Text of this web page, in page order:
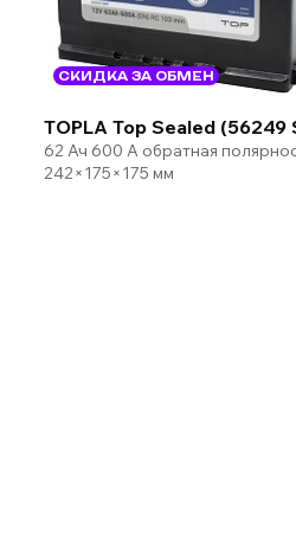
СКИДКА ЗА ОБМЕН
TOPLA Top Sealed (56249
62 Ач 600 А обратная
242×175×175 мм